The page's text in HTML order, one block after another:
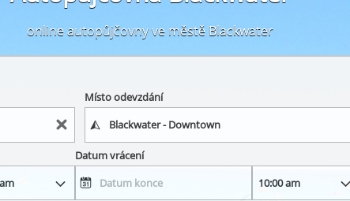
online autopůjčovny ve městě Blackwater
Místo odevzdání
Datum vrácení